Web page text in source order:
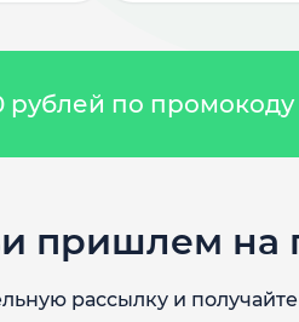
рублей по промокоду
пришлем на
рассылку и